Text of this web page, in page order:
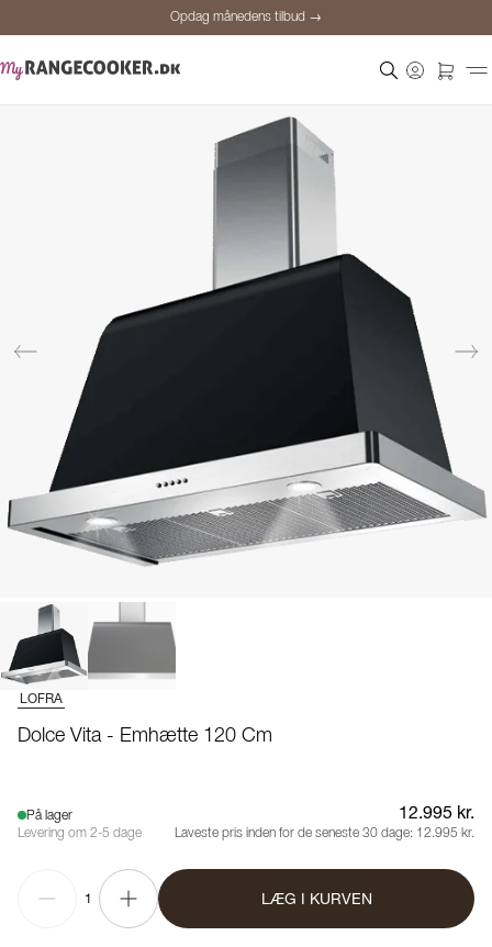
Opdag månedens tilbud →
Prisgaranti
Personlig rådgivning
LOFRA
Dolce Vita - Emhætte 120 Cm
På lager
Levering om 2-5 dage
12.995 kr.
Laveste pris inden for de seneste 30 dage: 12.995 kr.
1 LÆG I KURVEN